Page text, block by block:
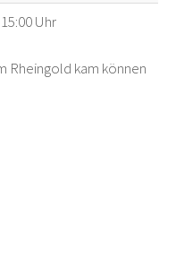
Uhr
Rheingold kam können